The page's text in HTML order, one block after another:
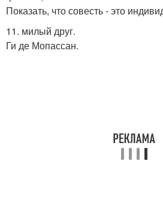
Показать, что совесть - это
11. милый друг.
Ги де Мопассан.